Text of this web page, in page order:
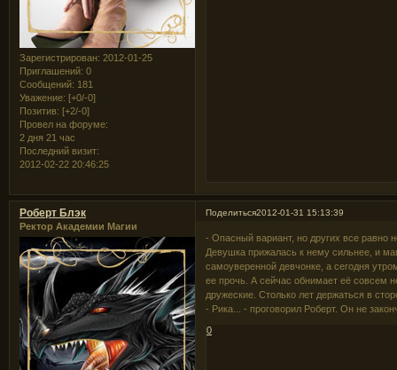
Зарегистрирован: 2012-01-25
Приглашений: 0
Сообщений: 181
Уважение: [+0/-0]
Позитив: [+2/-0]
Провел на форуме:
2 дня 21 час
Последний визит:
2012-02-22 20:46:25
Поделиться2012-01-31 15:13:39
Роберт Блэк
Ректор Академии Магии
- Опасный вариант, но других все равно
Девушка прижалась к нему сильнее, и
самоуверенной девчонке, а сегодня
ее прочь. А сейчас обнимает её совсем
дружеские. Столько лет держаться в
- Рика... - проговорил Роберт. Он не
0